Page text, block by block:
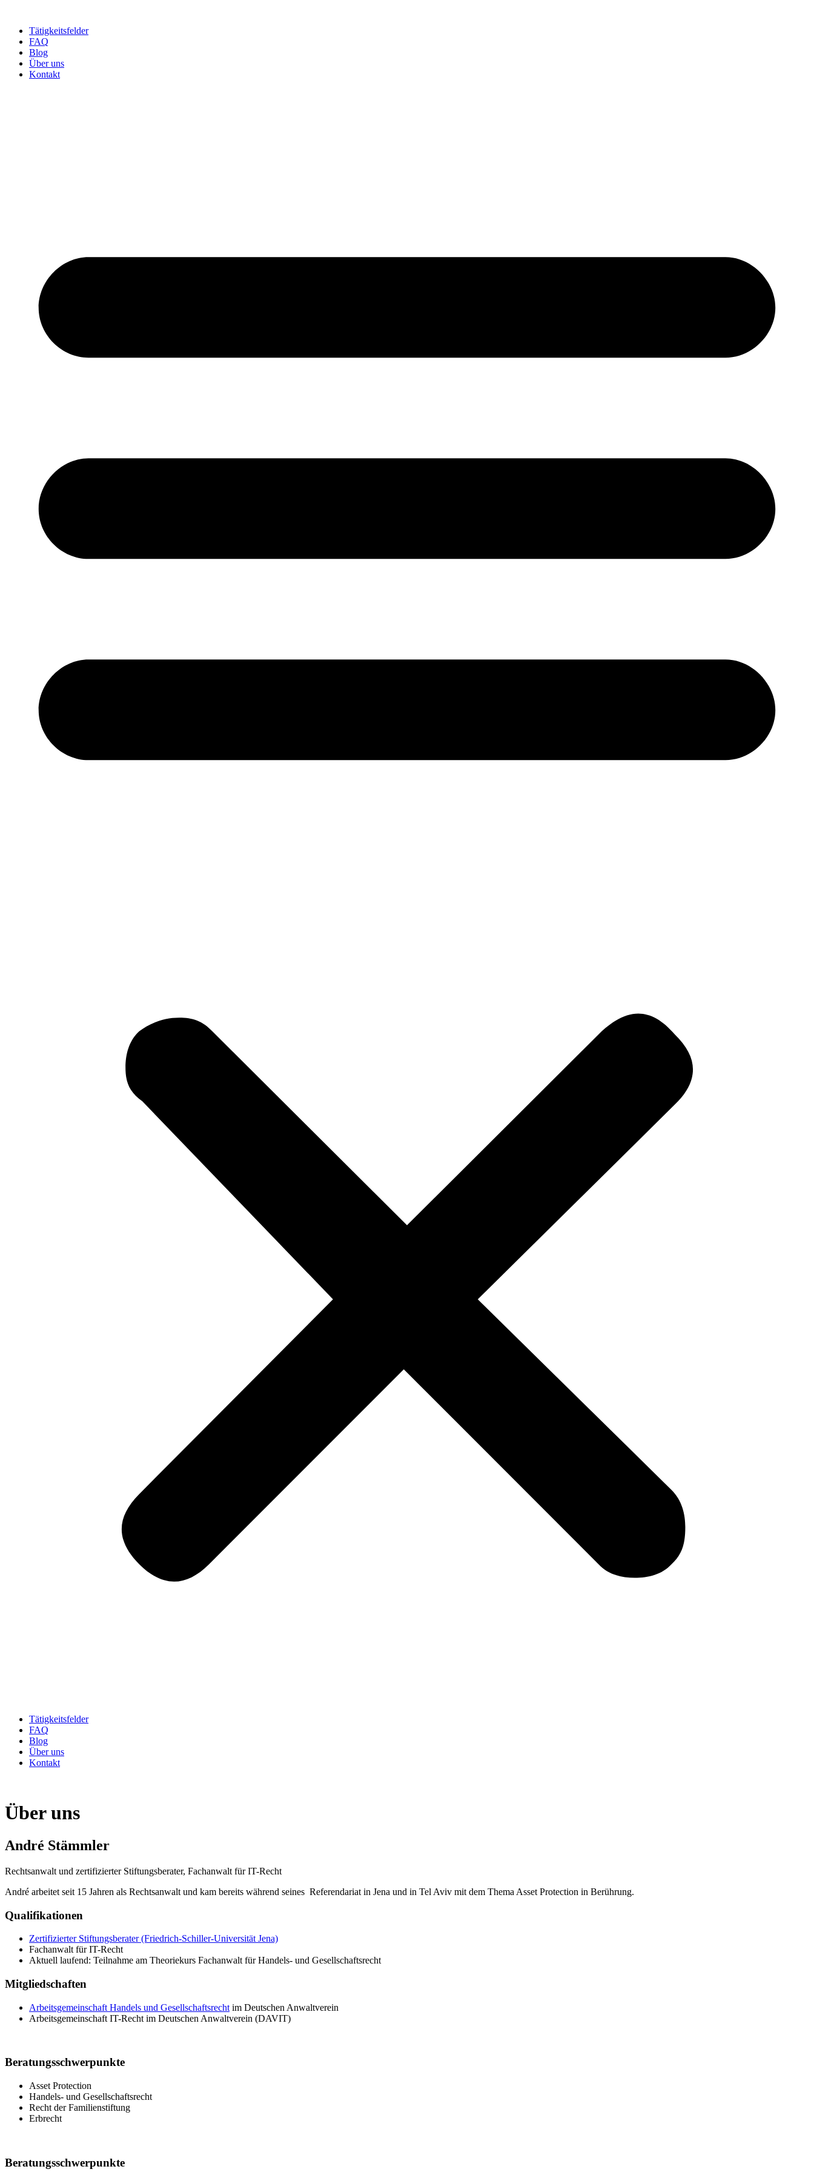
Tätigkeitsfelder
FAQ
Blog
Über uns
Kontakt
Tätigkeitsfelder
FAQ
Blog
Über uns
Kontakt
Über uns
André Stämmler
Rechtsanwalt und zertifizierter Stiftungsberater, Fachanwalt für IT-Recht
André arbeitet seit 15 Jahren als Rechtsanwalt und kam bereits während seines Referendariat in Jena und in Tel Aviv mit dem Thema Asset Protection in Berührung.
Qualifikationen
Zertifizierter Stiftungsberater (Friedrich-Schiller-Universität Jena)
Fachanwalt für IT-Recht
Aktuell laufend: Teilnahme am Theoriekurs Fachanwalt für Handels- und Gesellschaftsrecht
Mitgliedschaften
Arbeitsgemeinschaft Handels und Gesellschaftsrecht im Deutschen Anwaltverein
Arbeitsgemeinschaft IT-Recht im Deutschen Anwaltverein (DAVIT)
Beratungsschwerpunkte
Asset Protection
Handels- und Gesellschaftsrecht
Recht der Familienstiftung
Erbrecht
Beratungsschwerpunkte